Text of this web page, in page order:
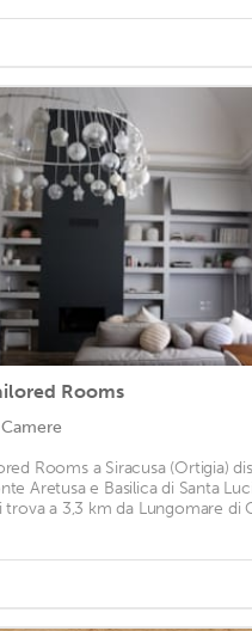
Rooms
Camere
Rooms a Siracusa (Ortigia)
Aretusa e Basilica di Santa
trova a 3,3 km da Lungomare di